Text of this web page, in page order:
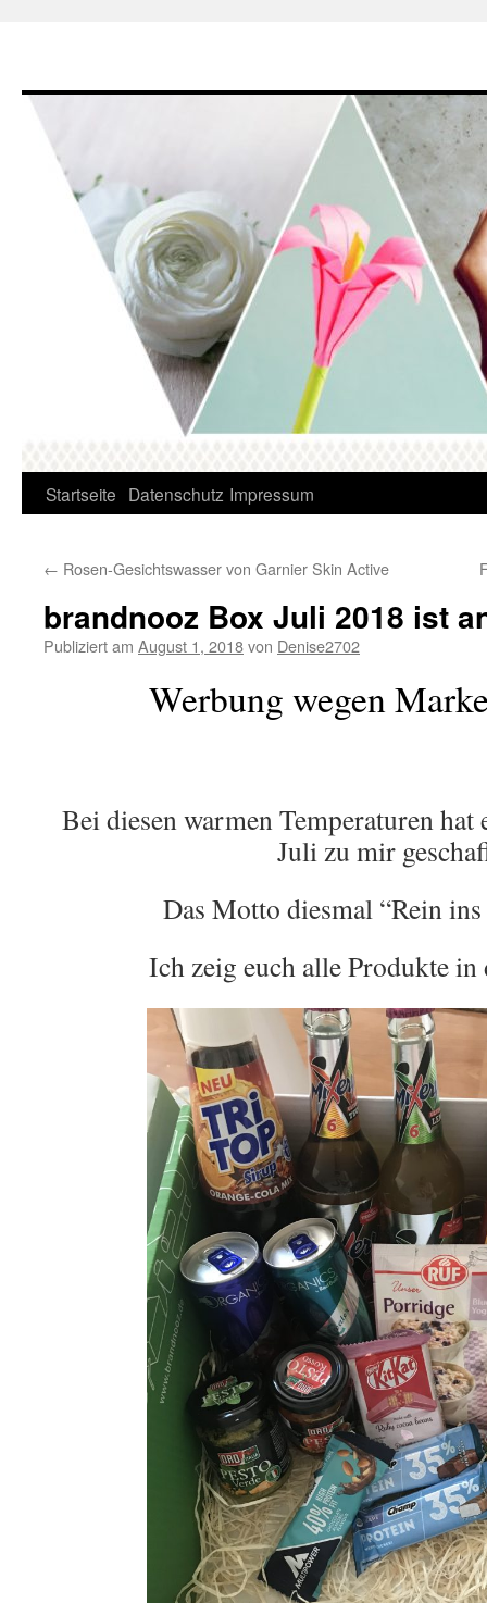
Springe
Inhalt
Startseite Datenschutz Impressum
← Rosen-Gesichtswasser von Garnier Skin Active
brandnooz Box Juli 2018 ist
Publiziert am August 1, 2018von Denise2702
Werbung wegen
Bei diesen warmen Temperaturen
Juli zu mir
Das Motto diesmal “Rein
Ich zeig euch alle Produkte